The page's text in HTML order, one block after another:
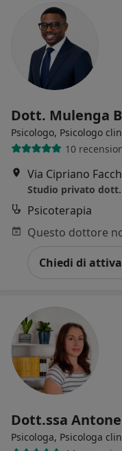
Dott. Mulenga
Psicologo, Psicologo
10
Via Cipriano
Studio privato dott.
Psicoterapia
Chiedi di
Dott.ssa
Psicologa, Psicologa